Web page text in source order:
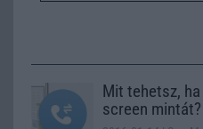
Mit tehetsz,
screen mintát?